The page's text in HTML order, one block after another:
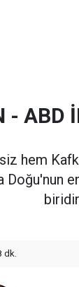
- ABD
hem
Doğu'nun
dk.